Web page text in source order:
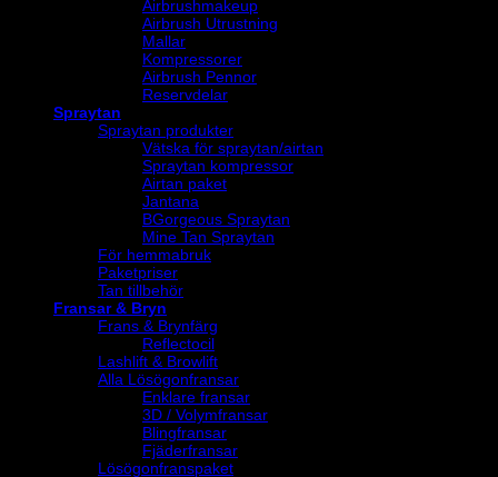
Airbrushmakeup
Airbrush Utrustning
Mallar
Kompressorer
Airbrush Pennor
Reservdelar
Spraytan
Spraytan produkter
Vätska för spraytan/airtan
Spraytan kompressor
Airtan paket
Jantana
BGorgeous Spraytan
Mine Tan Spraytan
För hemmabruk
Paketpriser
Tan tillbehör
Fransar & Bryn
Frans & Brynfärg
Reflectocil
Lashlift & Browlift
Alla Lösögonfransar
Enklare fransar
3D / Volymfransar
Blingfransar
Fjäderfransar
Lösögonfranspaket